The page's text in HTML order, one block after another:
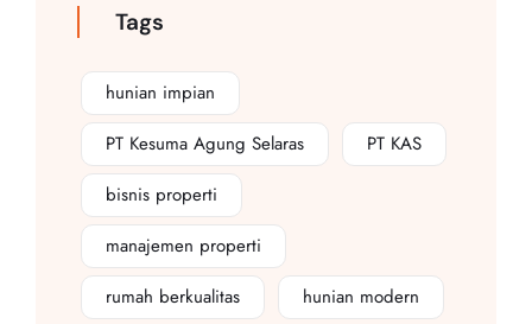
Tags
hunian impian
PT Kesuma Agung Selaras
PT KAS
bisnis properti
manajemen properti
rumah berkualitas
hunian modern